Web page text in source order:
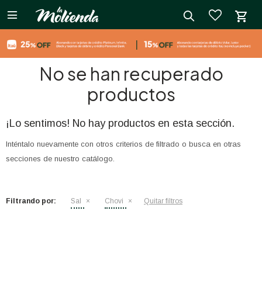

No se han recuperado
productos
¡Lo sentimos! No hay productos en esta sección.
Inténtalo nuevamente con otros criterios de filtrado o busca en otras
secciones de nuestro catálogo.
Filtrando por: Sal Chovi Quitar filtros